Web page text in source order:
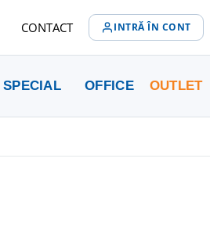
CONTACT INTRĂ ÎN CONT
SPECIAL OFFICE OUTLET